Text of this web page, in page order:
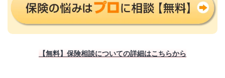
【無料】保険相談についての詳細はこちらから